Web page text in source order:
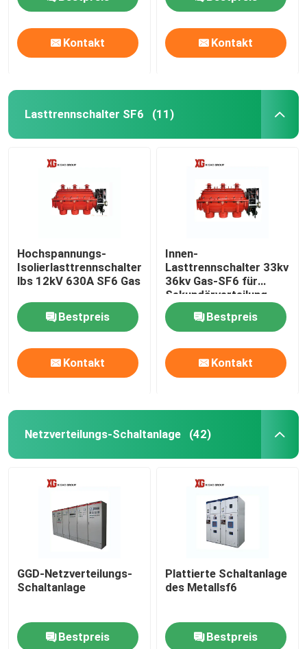
Kontakt Kontakt
Lasttrennschalter SF6 (11)
Hochspannungs-
Isolierlasttrennschalter
lbs 12kV 630A SF6 Gas
Bestpreis
Kontakt
Innen-
Lasttrennschalter 33kv
36kv Gas-SF6 für
Sekundärverteilung
Bestpreis
Kontakt
Netzverteilungs-Schaltanlage (42)
GGD-Netzverteilungs-
Schaltanlage
Bestpreis
Plattierte Schaltanlage
des Metallsf6
Bestpreis